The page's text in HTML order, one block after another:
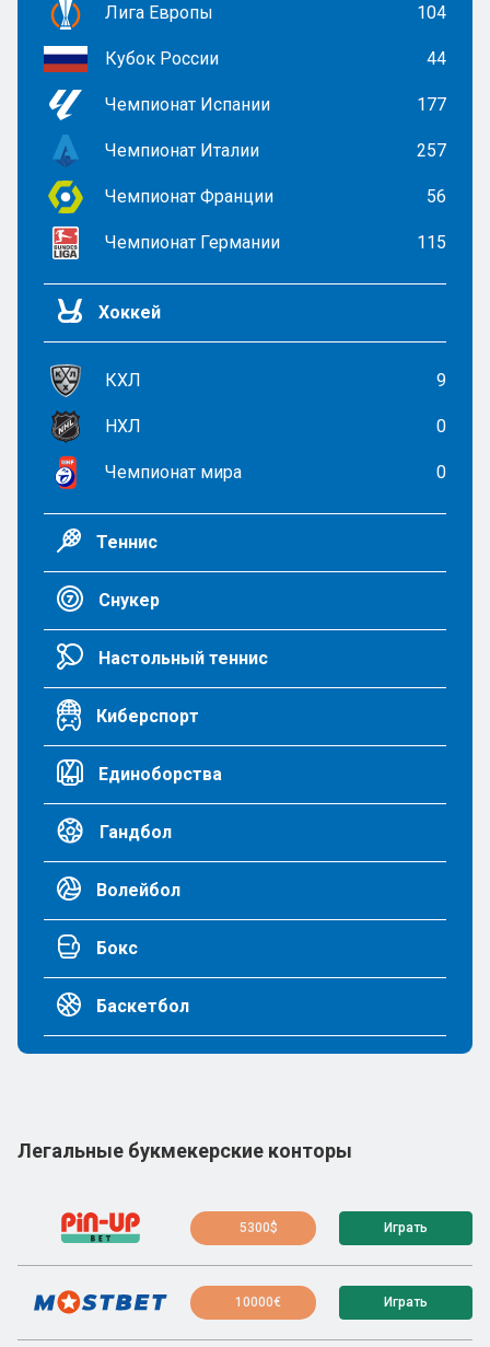
Лига Европы 104
Кубок России 44
Чемпионат Испании 177
Чемпионат Италии 257
Чемпионат Франции 56
Чемпионат Германии 115
Хоккей
КХЛ 9
НХЛ 0
Чемпионат мира 0
Теннис
Снукер
Настольный теннис
Киберспорт
Единоборства
Гандбол
Волейбол
Бокс
Баскетбол
Легальные букмекерские конторы
5300$ Играть
10000€ Играть